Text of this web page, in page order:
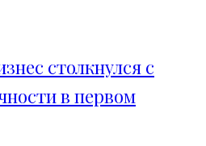
столкнулся с
в первом